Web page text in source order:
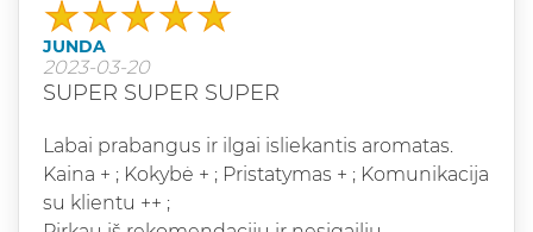
JUNDA
2023-03-20
SUPER SUPER SUPER
Labai prabangus ir ilgai isliekantis aromatas.
Kaina + ; Kokybė + ; Pristatymas + ; Komunikacija
su klientu ++ ;